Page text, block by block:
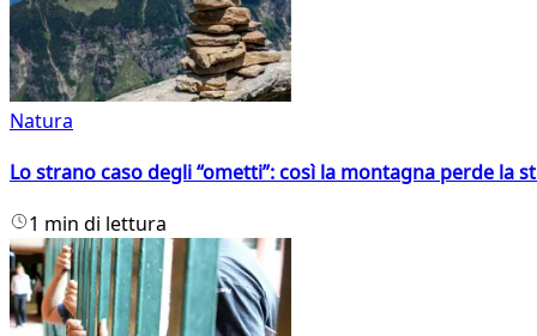
Natura
Lo strano caso degli “ometti”: così la montagna perde la
1 min di lettura